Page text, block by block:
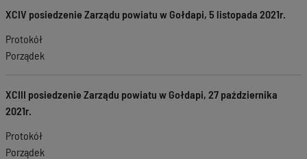
XCIV posiedzenie Zarządu powiatu w Gołdapi, 5 listopada 2021r.
Protokół
Porządek
XCIII posiedzenie Zarządu powiatu w Gołdapi, 27 października
2021r.
Protokół
Porządek